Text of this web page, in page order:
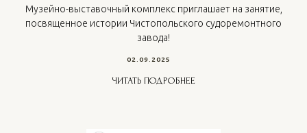
Музейно-выставочный комплекс приглашает на занятие,
посвященное истории Чистопольского судоремонтного
завода!
02.09.2025
ЧИТАТЬ ПОДРОБНЕЕ